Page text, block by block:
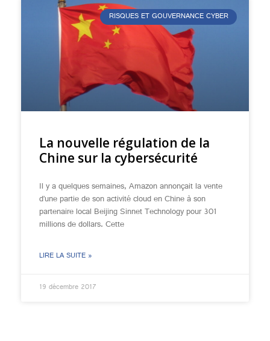
RISQUES ET GOUVERNANCE CYBER
La nouvelle régulation de la
Chine sur la cybersécurité
Il y a quelques semaines, Amazon annonçait la vente
d’une partie de son activité cloud en Chine à son
partenaire local Beijing Sinnet Technology pour 301
millions de dollars. Cette
LIRE LA SUITE »
19 décembre 2017